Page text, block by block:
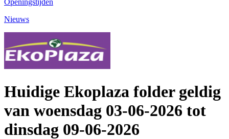
Openingstijden
Nieuws
Huidige Ekoplaza folder geldig
van woensdag 03-06-2026 tot
dinsdag 09-06-2026